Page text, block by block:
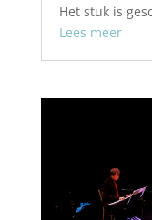
Het stuk is
Lees meer